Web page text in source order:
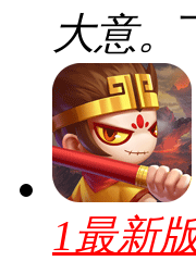
大意。
1最新